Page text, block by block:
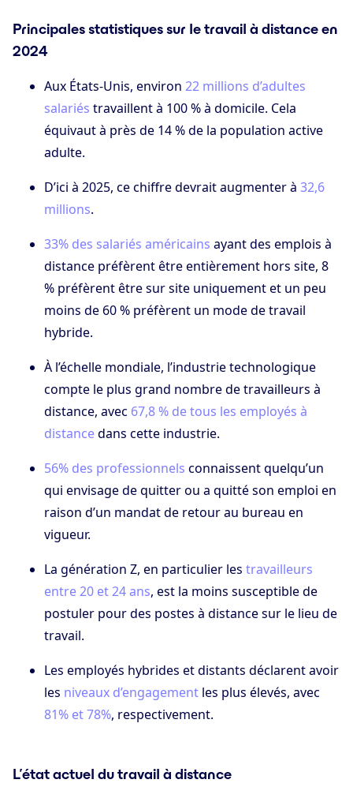
Principales statistiques sur le travail à distance en
2024
Aux États-Unis, environ 22 millions d’adultes
salariés travaillent à 100 % à domicile. Cela
équivaut à près de 14 % de la population active
adulte.
D’ici à 2025, ce chiffre devrait augmenter à 32,6
millions.
33% des salariés américains ayant des emplois à
distance préfèrent être entièrement hors site, 8
% préfèrent être sur site uniquement et un peu
moins de 60 % préfèrent un mode de travail
hybride.
À l’échelle mondiale, l’industrie technologique
compte le plus grand nombre de travailleurs à
distance, avec 67,8 % de tous les employés à
distancedans cette industrie.
56% des professionnels connaissent quelqu’un
qui envisage de quitter ou a quitté son emploi en
raison d’un mandat de retour au bureau en
vigueur.
La génération Z, en particulier les travailleurs
entre 20 et 24 ans, est la moins susceptible de
postuler pour des postes à distance sur le lieu de
travail.
Les employés hybrides et distants déclarent avoir
les niveaux d’engagement les plus élevés, avec
81% et 78%, respectivement.
L’état actuel du travail à distance